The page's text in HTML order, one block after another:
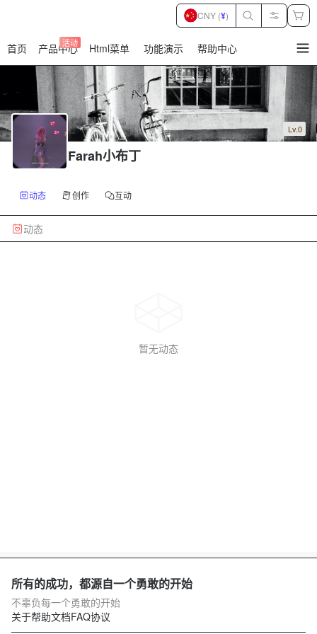
首页 产品中心
活动 Html菜单 功能演示 帮助中心
CNY (¥)
Lv.0
Farah小布丁
动态 创作 互动
动态
暂无动态
所有的成功，都源自一个勇敢的开始
不辜负每一个勇敢的开始
关于帮助文档FAQ协议